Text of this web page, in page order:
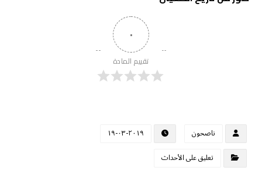
٠
تقييم المادة
ناصحون
٢٠١٩-٠٣-١٩
تعليق على الأحداث